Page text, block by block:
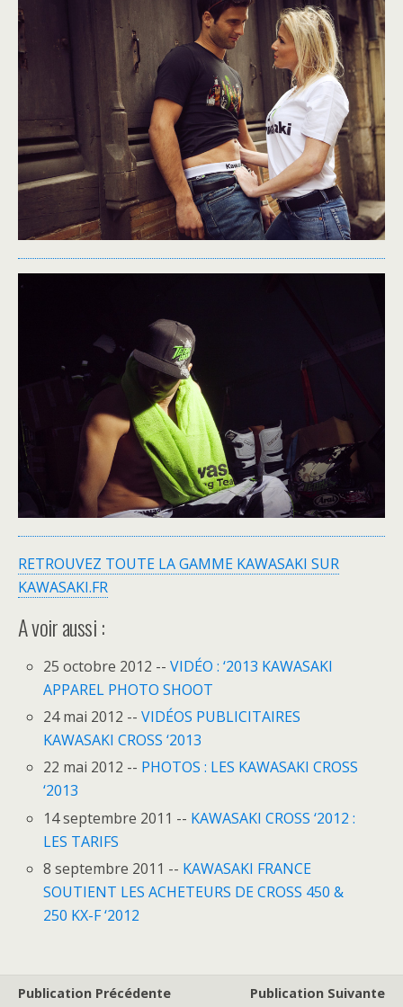
RETROUVEZ TOUTE LA GAMME KAWASAKI SUR
KAWASAKI.FR
A voir aussi :
25 octobre 2012 --VIDÉO : ‘2013 KAWASAKI
APPAREL PHOTO SHOOT
24 mai 2012 --VIDÉOS PUBLICITAIRES
KAWASAKI CROSS ‘2013
22 mai 2012 -- PHOTOS : LES KAWASAKI CROSS
‘2013
14 septembre 2011 -- KAWASAKI CROSS ‘2012 :
LES TARIFS
8 septembre 2011 -- KAWASAKI FRANCE
SOUTIENT LES ACHETEURS DE CROSS 450 &
250 KX-F ‘2012
Publication Précédente Publication Suivante